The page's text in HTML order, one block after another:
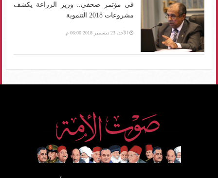
في مؤتمر صحفي.. وزير الزراعة يكشف
مشروعات 2018 التنموية
الأحد، 23 ديسمبر 2018 06:00 م